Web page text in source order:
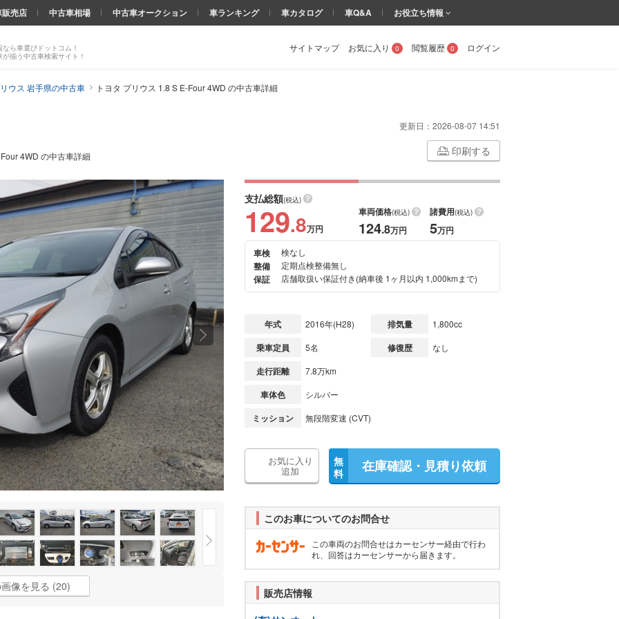
ら車選びドットコム！
揃う中古車検索サイト！
サイトマップ お気に入り 0 閲覧履歴 0 ログイン
売店 中古車相場 中古車オークション 車ランキング 車カタログ 車Q&A お役立ち情報
ウス 岩手県の中古車 トヨタ プリウス 1.8 S E-Four 4WD の中古車詳細
更新日： 2026-08-07 14:51
4WD の中古車詳細 印刷する
次の
像を見る (20)
支払総額(税込)
129.8万円
車両価格(税込)
124.8万円
諸費用(税込)
5万円
車検
検なし
整備 定期点検整備無し
保証 店舗取扱い保証付き(納車後 1ヶ月以内 1,000kmまで)
年式 2016年(H28) 排気量 1,800cc
乗車定員 5名 修復歴 なし
走行距離 7.8万km
車体色 シルバー
ミッション 無段階変速 (CVT)
お気に入り
追加
無
料
在庫確認・見積り依頼
このお車についてのお問合せ
この車両のお問合せはカーセンサー経由で行わ
れ、回答はカーセンサーから届きます。
販売店情報